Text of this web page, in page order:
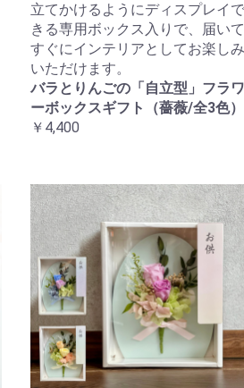
立てかけるようにディスプレイで
きる専用ボックス入りで、届いて
すぐにインテリアとしてお楽しみ
いただけます。
バラとりんごの「自立型」フラワ
ーボックスギフト（薔薇/全3色）
￥4,400